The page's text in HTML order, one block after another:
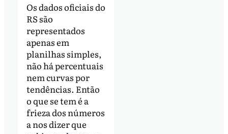
Os dados oficiais do
RS são
representados
apenas em
planilhas simples,
não há percentuais
nem curvas por
tendências. Então
o que se tem é a
frieza dos números
a nos dizer que